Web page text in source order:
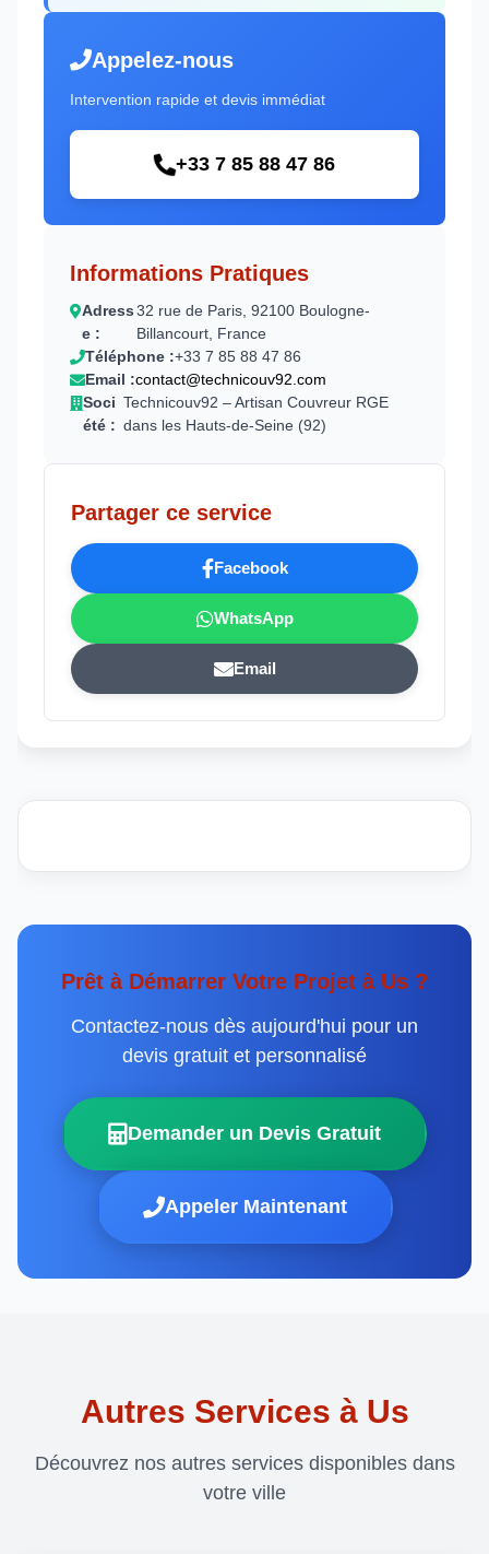
Appelez-nous
Intervention rapide et devis immédiat
+33 7 85 88 47 86
Informations Pratiques
Adress
e :
32 rue de Paris, 92100 Boulogne-
Billancourt, France
Téléphone :+33 7 85 88 47 86
Email :contact@technicouv92.com
Soci
été :
Technicouv92 – Artisan Couvreur RGE
dans les Hauts-de-Seine (92)
Partager ce service
Facebook
WhatsApp
Email
Prêt à Démarrer Votre Projet à Us ?
Contactez-nous dès aujourd'hui pour un
devis gratuit et personnalisé
Demander un Devis Gratuit
Appeler Maintenant
Autres Services à Us
Découvrez nos autres services disponibles dans
votre ville